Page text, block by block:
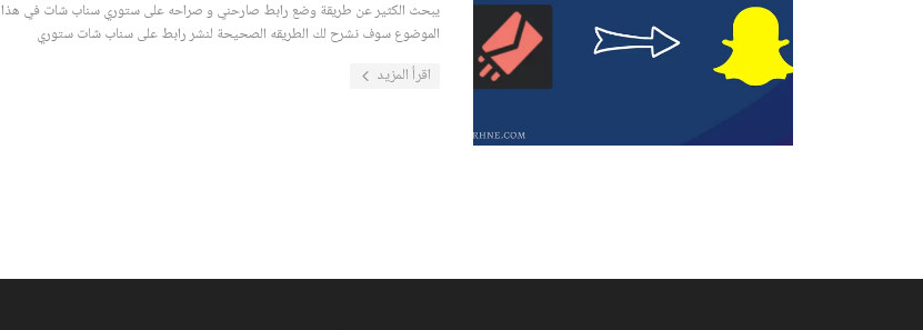
يبحث الكثير عن طريقة وضع رابط صارحني و صراحه على ستوري سناب شات في هذا
الموضوع سوف نشرح لك الطريقه الصحيحة لنشر رابط على سناب شات ستوري
اقرأ المزيد